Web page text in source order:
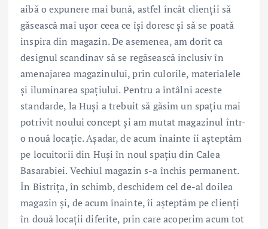
aibă o expunere mai bună, astfel încât clienții să
găsească mai ușor ceea ce își doresc și să se poată
inspira din magazin. De asemenea, am dorit ca
designul scandinav să se regăsească inclusiv în
amenajarea magazinului, prin culorile, materialele
și iluminarea spațiului. Pentru a întâlni aceste
standarde, la Huși a trebuit să găsim un spațiu mai
potrivit noului concept și am mutat magazinul într-
o nouă locație. Așadar, de acum înainte îi așteptăm
pe locuitorii din Huși în noul spațiu din Calea
Basarabiei. Vechiul magazin s-a închis permanent.
În Bistrița, în schimb, deschidem cel de-al doilea
magazin și, de acum înainte, îi așteptăm pe clienți
în două locații diferite, prin care acoperim acum tot